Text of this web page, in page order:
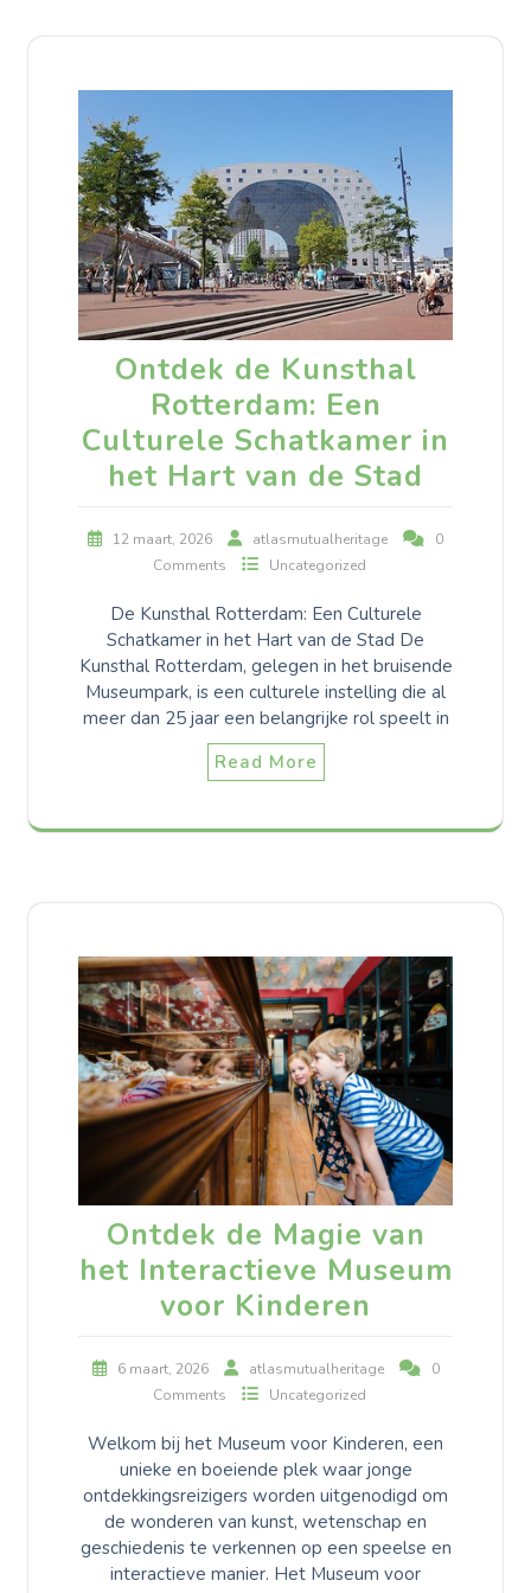
Ontdek de Kunsthal
Rotterdam: Een
Culturele Schatkamer in
het Hart van de Stad
12 maart, 2026 atlasmutualheritage
0
Comments
Uncategorized
De Kunsthal Rotterdam: Een Culturele
Schatkamer in het Hart van de Stad De
Kunsthal Rotterdam, gelegen in het bruisende
Museumpark, is een culturele instelling die al
meer dan 25 jaar een belangrijke rol speelt in
Read More
Ontdek de Magie van
het Interactieve Museum
voor Kinderen
6 maart, 2026 atlasmutualheritage
0
Comments
Uncategorized
Welkom bij het Museum voor Kinderen, een
unieke en boeiende plek waar jonge
ontdekkingsreizigers worden uitgenodigd om
de wonderen van kunst, wetenschap en
geschiedenis te verkennen op een speelse en
interactieve manier. Het Museum voor